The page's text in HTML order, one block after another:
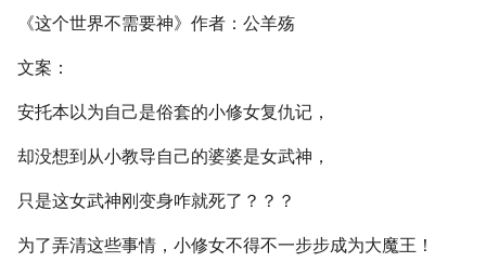
《这个世界不需要神》作者：公羊殇
文案：
安托本以为自己是俗套的小修女复仇记，
却没想到从小教导自己的婆婆是女武神，
只是这女武神刚变身咋就死了？？？
为了弄清这些事情，小修女不得不一步步成为大魔王！